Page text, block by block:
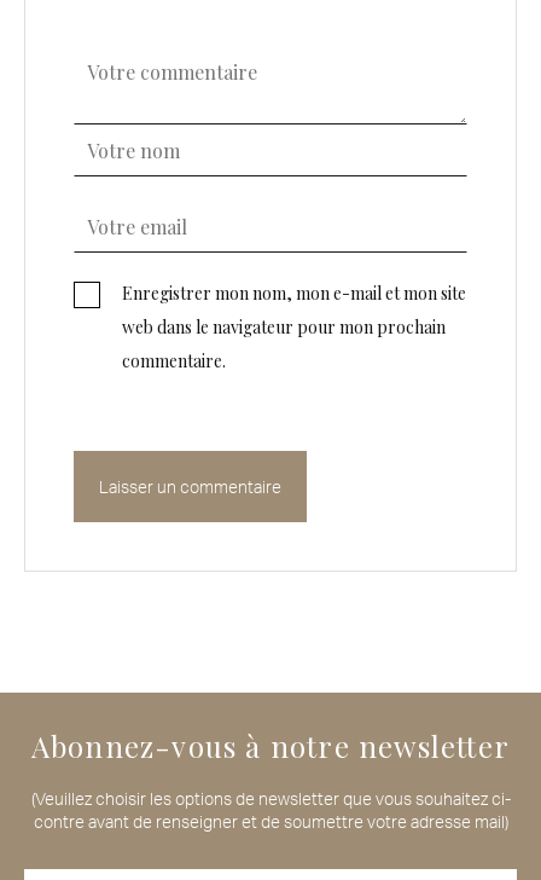
Enregistrer mon nom, mon e-mail et mon site
web dans le navigateur pour mon prochain
commentaire.
Abonnez-vous à notre newsletter
(Veuillez choisir les options de newsletter que vous souhaitez ci-
contre avant de renseigner et de soumettre votre adresse mail)